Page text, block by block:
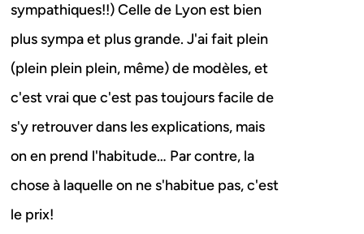
sympathiques!!) Celle de Lyon est bien
plus sympa et plus grande. J'ai fait plein
(plein plein plein, même) de modèles, et
c'est vrai que c'est pas toujours facile de
s'y retrouver dans les explications, mais
on en prend l'habitude… Par contre, la
chose à laquelle on ne s'habitue pas, c'est
le prix!